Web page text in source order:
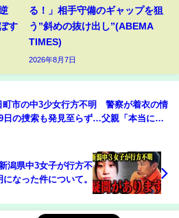
す
る！」相手守備のギャップを狙
う”斜めの抜け出し”(ABEMA
TIMES)
2026年8月7日
町市の中3少女行方不明 警察が着衣の情
の捜索も発見至らず…父親「本当に帰
潟県中3女子が行方不
になった件について。